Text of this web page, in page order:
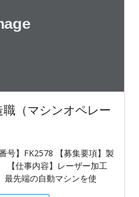
（マシンオペレー
号】FK2578 【募集要項】製
【仕事内容】レーザー加工
最先端の自動マシンを使